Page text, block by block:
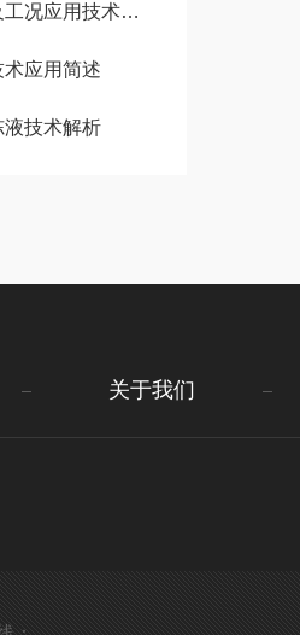
应用技术分析
应用简述
技术解析
关于我们